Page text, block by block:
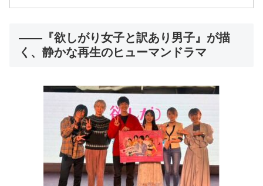
――『欲しがり女子と訳あり男子』が描
く、静かな再生のヒューマンドラマ